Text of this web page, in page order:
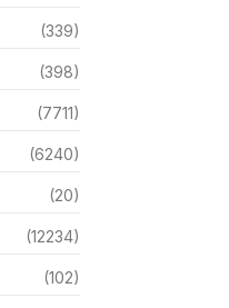
(339)
(398)
(7711)
(6240)
(20)
(12234)
(102)